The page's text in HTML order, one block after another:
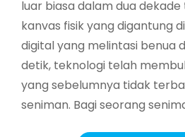
luar biasa dalam dua
kanvas fisik yang digantung
digital yang melintasi benua
detik, teknologi telah
yang sebelumnya tidak
seniman. Bagi seorang